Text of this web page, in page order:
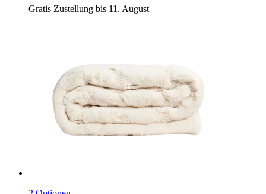
Gratis Zustellung bis 11. August